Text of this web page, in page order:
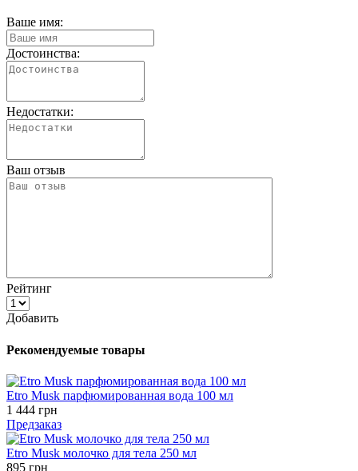
Ваше имя:
Достоинства:
Недостатки:
Ваш отзыв
Рейтинг
Добавить
Рекомендуемые товары
Etro Musk парфюмированная вода 100 мл
1 444 грн
Предзаказ
Etro Musk молочко для тела 250 мл
895 грн